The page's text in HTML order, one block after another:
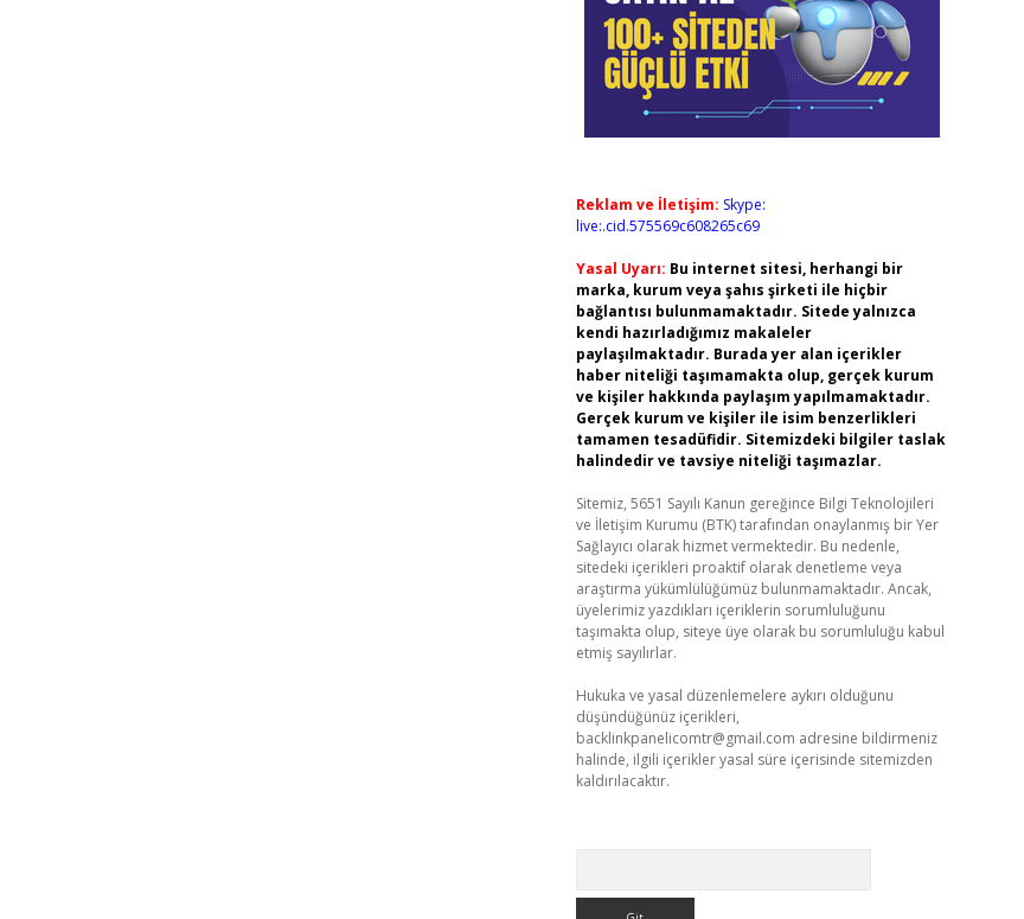
Reklam ve İletişim: Skype:
live:.cid.575569c608265c69
Yasal Uyarı: Bu internet sitesi, herhangi bir
marka, kurum veya şahıs şirketi ile hiçbir
bağlantısı bulunmamaktadır. Sitede yalnızca
kendi hazırladığımız makaleler
paylaşılmaktadır. Burada yer alan içerikler
haber niteliği taşımamakta olup, gerçek kurum
ve kişiler hakkında paylaşım yapılmamaktadır.
Gerçek kurum ve kişiler ile isim benzerlikleri
tamamen tesadüfidir. Sitemizdeki bilgiler taslak
halindedir ve tavsiye niteliği taşımazlar.
Sitemiz, 5651 Sayılı Kanun gereğince Bilgi Teknolojileri
ve İletişim Kurumu (BTK) tarafından onaylanmış bir Yer
Sağlayıcı olarak hizmet vermektedir. Bu nedenle,
sitedeki içerikleri proaktif olarak denetleme veya
araştırma yükümlülüğümüz bulunmamaktadır. Ancak,
üyelerimiz yazdıkları içeriklerin sorumluluğunu
taşımakta olup, siteye üye olarak bu sorumluluğu kabul
etmiş sayılırlar.
Hukuka ve yasal düzenlemelere aykırı olduğunu
düşündüğünüz içerikleri,
backlinkpanelicomtr@gmail.com adresine bildirmeniz
halinde, ilgili içerikler yasal süre içerisinde sitemizden
kaldırılacaktır.